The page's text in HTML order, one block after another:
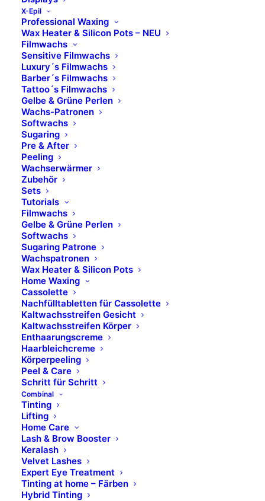
X-Epil
Professional Waxing
Wax Heater & Silicon Pots – NEU
Filmwachs
Sensitive Filmwachs
Luxury´s Filmwachs
Barber´s Filmwachs
Tattoo´s Filmwachs
Gelbe & Grüne Perlen
Wachs-Patronen
Softwachs
Sugaring
Pre & After
Peeling
Wachserwärmer
Zubehör
Sets
Tutorials
Filmwachs
Gelbe & Grüne Perlen
Softwachs
Sugaring Patrone
Wachspatronen
Wax Heater & Silicon Pots
Home Waxing
Cassolette
Nachfülltabletten für Cassolette
Kaltwachsstreifen Gesicht
Kaltwachsstreifen Körper
Enthaarungscreme
Haarbleichcreme
Körperpeeling
Peel & Care
Schritt für Schritt
Combinal
Tinting
Lifting
Home Care
Lash & Brow Booster
Keralash
Velvet Lashes
Expert Eye Treatment
Tinting at home – Färben
Hybrid Tinting